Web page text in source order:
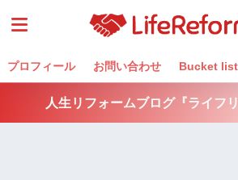
プロフィール お問い合わせ Bucket list
人生リフォームブログ『ライフ